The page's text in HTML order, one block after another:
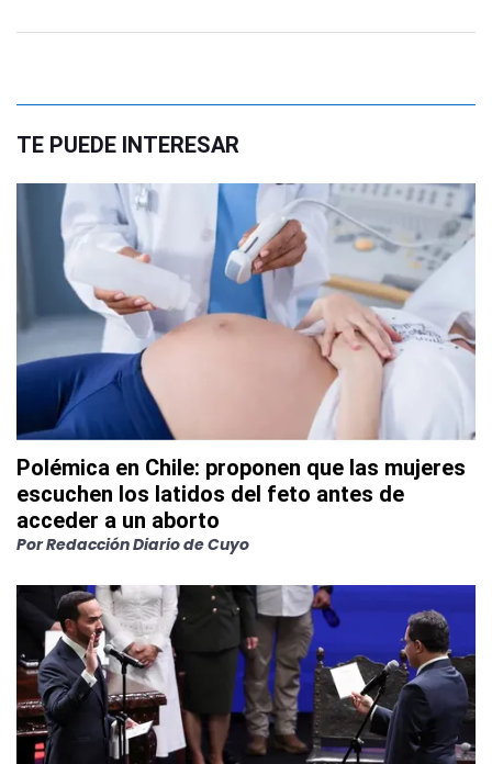
TE PUEDE INTERESAR
Polémica en Chile: proponen que las mujeres
escuchen los latidos del feto antes de
acceder a un aborto
PorRedacción Diario de Cuyo